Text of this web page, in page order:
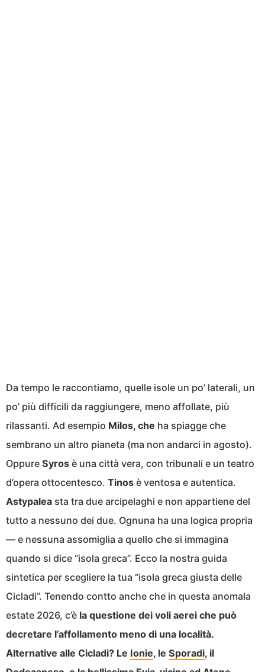
Da tempo le raccontiamo, quelle isole un po’ laterali, un
po’ più difficili da raggiungere, meno affollate, più
rilassanti. Ad esempio Milos, che ha spiagge che
sembrano un altro pianeta (ma non andarci in agosto).
Oppure Syros è una città vera, con tribunali e un teatro
d’opera ottocentesco. Tinos è ventosa e autentica.
Astypalea sta tra due arcipelaghi e non appartiene del
tutto a nessuno dei due. Ognuna ha una logica propria
— e nessuna assomiglia a quello che si immagina
quando si dice “isola greca”. Ecco la nostra guida
sintetica per scegliere la tua “isola greca giusta delle
Cicladi”. Tenendo contto anche che in questa anomala
estate 2026, c’è la questione dei voli aerei che può
decretare l’affollamento meno di una località.
Alternative alle Cicladi? Le Ionie, le Sporadi, il